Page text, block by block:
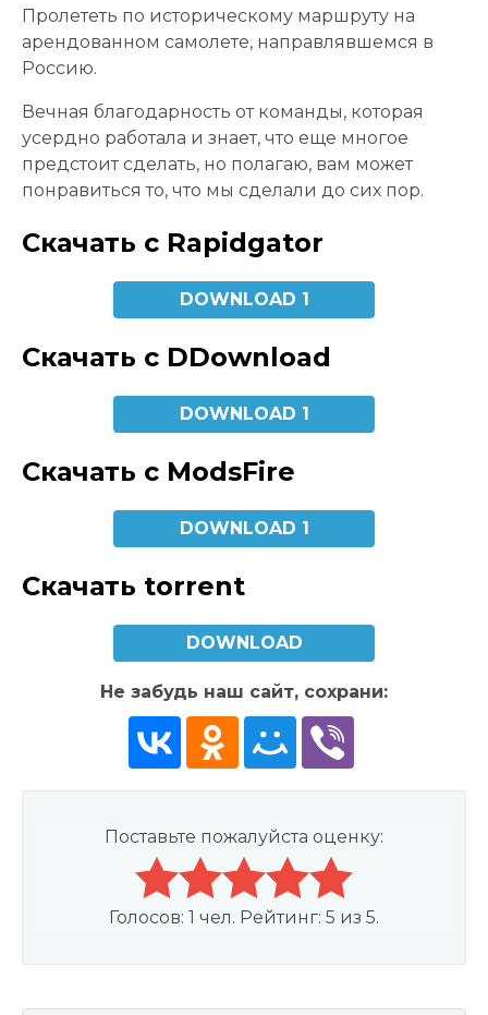
Пролететь по историческому маршруту на
арендованном самолете, направлявшемся в
Россию.
Вечная благодарность от команды, которая
усердно работала и знает, что еще многое
предстоит сделать, но полагаю, вам может
понравиться то, что мы сделали до сих пор.
Скачать с Rapidgator
DOWNLOAD 1
Скачать с DDownload
DOWNLOAD 1
Скачать с ModsFire
DOWNLOAD 1
Скачать torrent
DOWNLOAD
Не забудь наш сайт, сохрани:
Поставьте пожалуйста оценку:
Голосов: 1 чел. Рейтинг: 5 из 5.